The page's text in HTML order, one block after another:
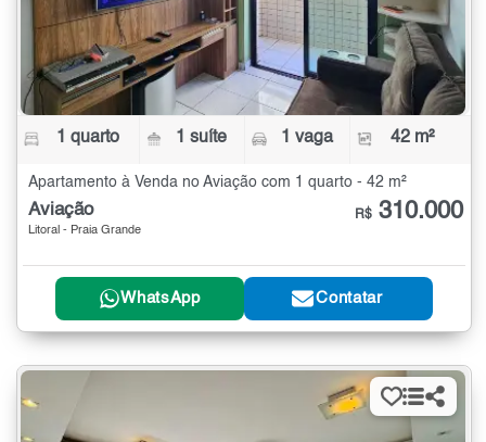
1 quarto 1 suíte 1 vaga 42 m²
Apartamento à Venda no Aviação com 1 quarto - 42 m²
Aviação
Litoral - Praia Grande
R$ 310.000
WhatsApp Contatar